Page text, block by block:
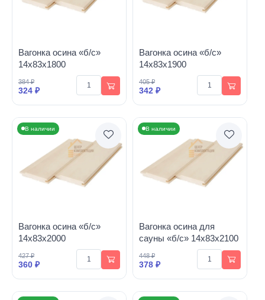
Вагонка осина «б/с»
14х83х1800
384 ₽
324 ₽
Вагонка осина «б/с»
14х83х1900
405 ₽
342 ₽
В наличии
Вагонка осина «б/с»
14х83х2000
427 ₽
360 ₽
В наличии
Вагонка осина для
сауны «б/с» 14х83х2100
448 ₽
378 ₽